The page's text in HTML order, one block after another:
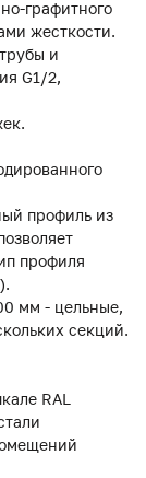
графитного
жесткости.
и
G1/2,
профиль из
профиля
мм - цельные,
секций.
RAL